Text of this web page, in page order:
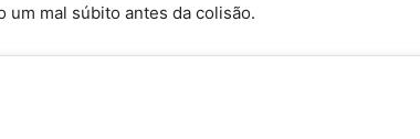
um mal súbito antes da colisão.